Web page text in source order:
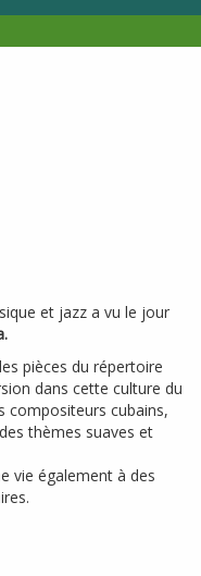
et jazz a vu le jour
pièces du répertoire
dans cette culture du
compositeurs cubains,
thèmes suaves et
vie également à des